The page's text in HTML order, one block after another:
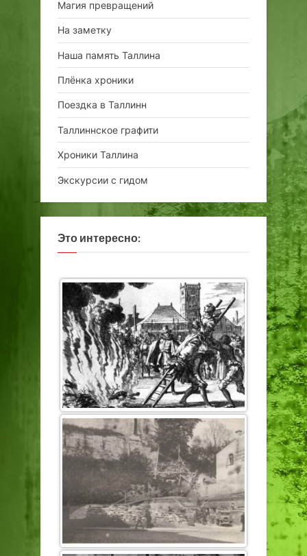
Магия превращений
На заметку
Наша память Таллина
Плёнка хроники
Поездка в Таллинн
Таллиннское графити
Хроники Таллина
Экскурсии с гидом
Это интересно: